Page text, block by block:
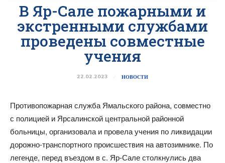
В Яр-Сале пожарными и
экстренными службами
проведены совместные
учения
22.02.2023 НОВОСТИ
Противопожарная служба Ямальского района, совместно
с полицией и Ярсалинской центральной районной
больницы, организовала и провела учения по ликвидации
дорожно-транспортного происшествия на автозимнике. По
легенде, перед въездом в с. Яр-Сале столкнулись два